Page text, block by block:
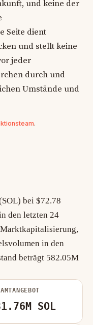
bei $72.78
den letzten 24
in den
beträgt 582.05M
SOL
und keine der
Seite dient
und stellt keine
jeder
durch und
Umstände und
.